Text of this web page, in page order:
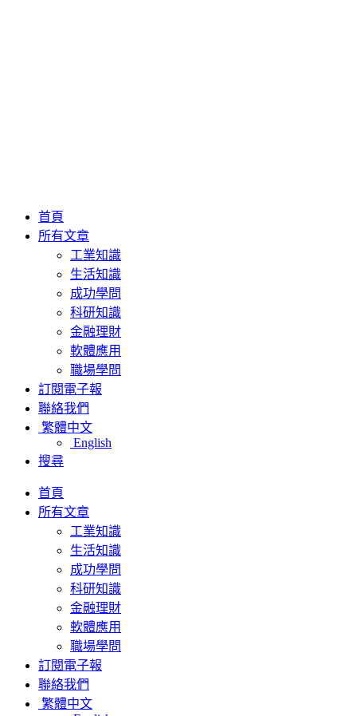
首頁
所有文章
工業知識
生活知識
成功學問
科研知識
金融理財
軟體應用
職場學問
訂閱電子報
聯絡我們
繁體中文
English
搜尋
首頁
所有文章
工業知識
生活知識
成功學問
科研知識
金融理財
軟體應用
職場學問
訂閱電子報
聯絡我們
繁體中文